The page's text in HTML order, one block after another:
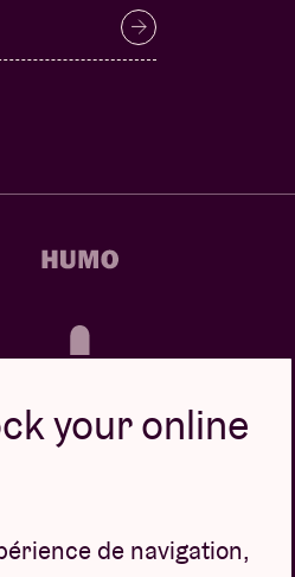
your online
de navigation,